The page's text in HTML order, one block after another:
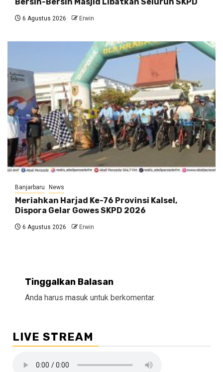
Bersih-Bersih Masjid Libatkan Seluruh SKPD
6 Agustus 2026 Erwin
Banjarbaru News
Meriahkan Harjad Ke-76 Provinsi Kalsel,
Dispora Gelar Gowes SKPD 2026
6 Agustus 2026 Erwin
Tinggalkan Balasan
Anda harus masuk untuk berkomentar.
LIVE STREAM